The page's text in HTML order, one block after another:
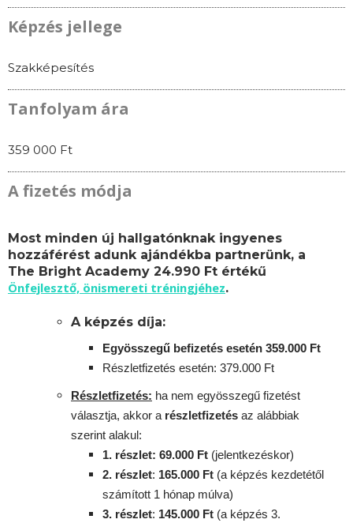
Képzés jellege
Szakképesítés
Tanfolyam ára
359 000 Ft
A fizetés módja
Most minden új hallgatónknak ingyenes
hozzáférést adunk ajándékba partnerünk, a
The Bright Academy 24.990 Ft értékű
Önfejlesztő, önismereti tréningjéhez.
A képzés díja:
Egyösszegű befizetés esetén 359.000 Ft
Részletfizetés esetén: 379.000 Ft
Részletfizetés: ha nem egyösszegű fizetést
választja, akkor a részletfizetés az alábbiak
szerint alakul:
1. részlet: 69.000 Ft (jelentkezéskor)
2. részlet: 165.000 Ft (a képzés kezdetétől
számított 1 hónap múlva)
3. részlet: 145.000 Ft (a képzés 3.